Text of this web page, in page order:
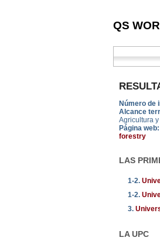
QS
Número de
Alcance
Agricultura
Página web:
forestry
LAS
1-2.
1-2.
3.
LA UPC